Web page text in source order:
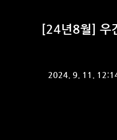
[24년8월] 우
2024. 9. 11.